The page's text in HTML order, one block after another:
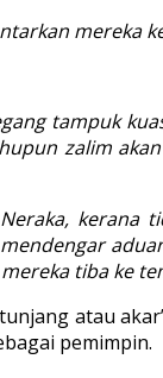
mereka
tampuk
zalim
kerana
tiba ke
atau
pemimpin.